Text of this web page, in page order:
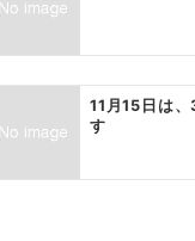
11月15日は
す